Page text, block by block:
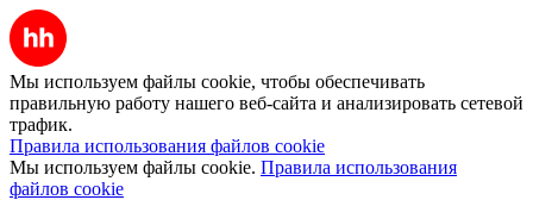
Мы используем файлы cookie, чтобы обеспечивать
правильную работу нашего веб-сайта и анализировать сетевой
трафик.
Правила использования файлов cookie
Мы используем файлы cookie. Правила использования
файлов cookie